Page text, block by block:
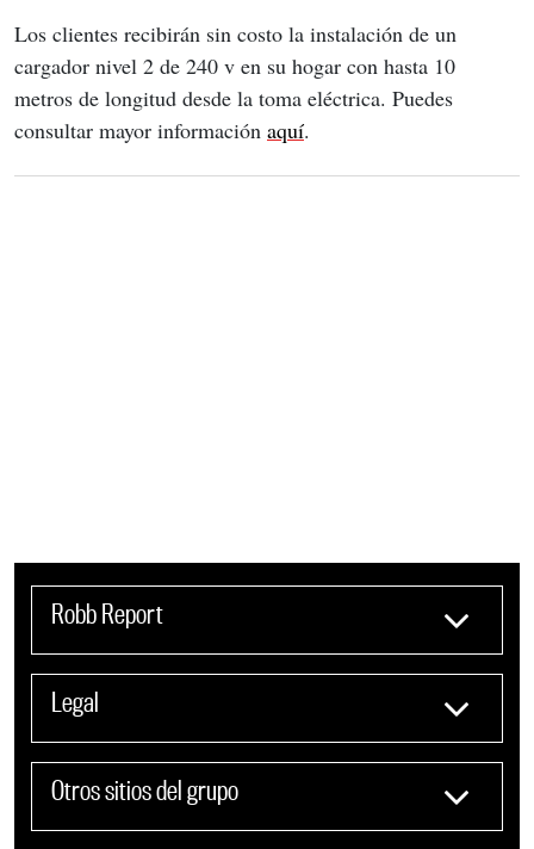
Los clientes recibirán sin costo la instalación de un
cargador nivel 2 de 240 v en su hogar con hasta 10
metros de longitud desde la toma eléctrica. Puedes
consultar mayor información aquí.
Robb Report
Legal
Otros sitios del grupo